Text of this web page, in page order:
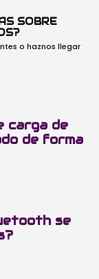
SOBRE
o haznos llegar
carga de
de forma
se